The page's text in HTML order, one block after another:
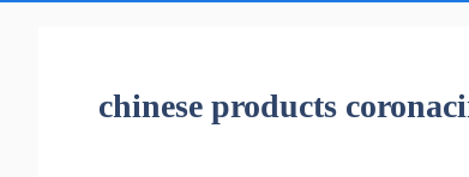
chinese products